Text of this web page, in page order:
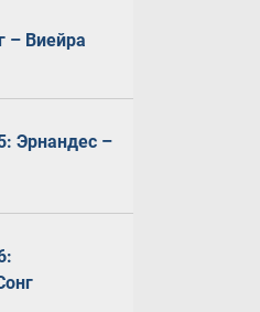
– Виейра
Эрнандес –